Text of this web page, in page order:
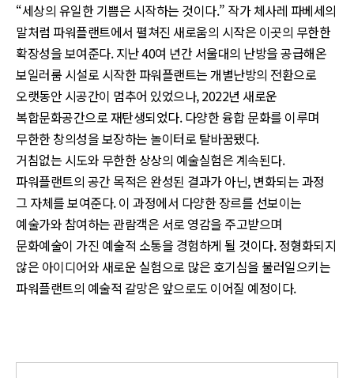
“세상의 유일한 기쁨은 시작하는 것이다.” 작가 체사레 파베세의
말처럼 파워플랜트에서 펼쳐진 새로움의 시작은 이곳의 무한한
확장성을 보여준다. 지난 40여 년간 서울대의 난방을 공급해온
보일러룸 시설로 시작한 파워플랜트는 개별난방의 전환으로
오랫동안 시공간이 멈추어 있었으나, 2022년 새로운
복합문화공간으로 재탄생되었다. 다양한 융합 문화를 이루며
무한한 창의성을 보장하는 놀이터로 탈바꿈됐다.
거침없는 시도와 무한한 상상의 예술실험은 계속된다.
파워플랜트의 공간 목적은 완성된 결과가 아닌, 변화되는 과정
그 자체를 보여준다. 이 과정에서 다양한 장르를 선보이는
예술가와 참여하는 관람객은 서로 영감을 주고받으며
문화예술이 가진 예술적 소통을 경험하게 될 것이다. 정형화되지
않은 아이디어와 새로운 실험으로 많은 호기심을 불러일으키는
파워플랜트의 예술적 갈망은 앞으로도 이어질 예정이다.